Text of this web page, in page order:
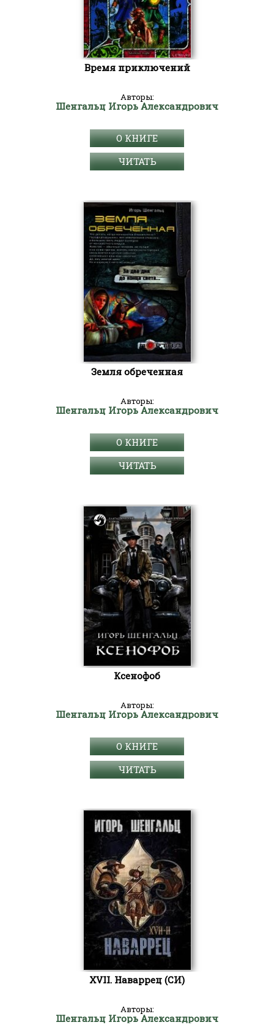
Время приключений
Авторы:
Шенгальц Игорь Александрович
О КНИГЕ
ЧИТАТЬ
Земля обреченная
Авторы:
Шенгальц Игорь Александрович
О КНИГЕ
ЧИТАТЬ
Ксенофоб
Авторы:
Шенгальц Игорь Александрович
О КНИГЕ
ЧИТАТЬ
XVII. Наваррец (СИ)
Авторы:
Шенгальц Игорь Александрович